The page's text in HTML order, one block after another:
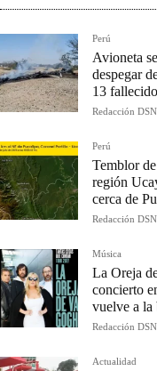
Perú
Avioneta
despegar
13
Redacción DSN
Perú
Temblor
región
cerca de
Redacción DSN
Música
La Oreja
concierto
vuelve a la
Redacción DSN
Actualidad